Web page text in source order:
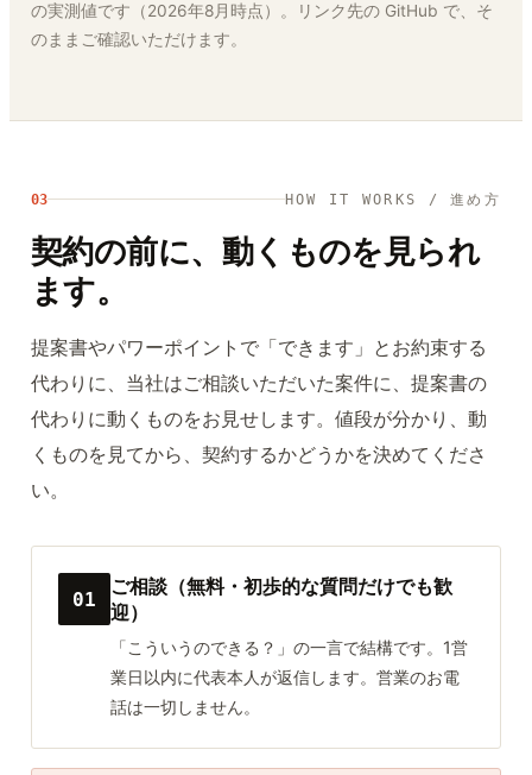
の実測値です（2026年8月時点）。リンク先の GitHub で、そ
のままご確認いただけます。
03 HOW IT WORKS / 進め方
契約の前に、動くものを見られ
ます。
提案書やパワーポイントで「できます」とお約束する
代わりに、当社はご相談いただいた案件に、提案書の
代わりに動くものをお見せします。値段が分かり、動
くものを見てから、契約するかどうかを決めてくださ
い。
01
ご相談（無料・初歩的な質問だけでも歓
迎）
「こういうのできる？」の一言で結構です。1営
業日以内に代表本人が返信します。営業のお電
話は一切しません。